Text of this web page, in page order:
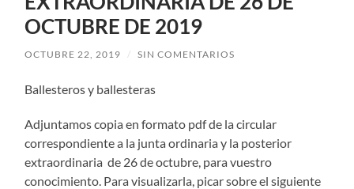
OCTUBRE DE 2019
OCTUBRE 22, 2019 / SIN COMENTARIOS
Ballesteros y ballesteras
Adjuntamos copia en formato pdf de la circular
correspondiente a la junta ordinaria y la posterior
extraordinaria de 26 de octubre, para vuestro
conocimiento. Para visualizarla, picar sobre el siguiente